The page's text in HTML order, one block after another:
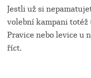
Jestli už si
volební kampani totéž
Pravice nebo levice u
říct.